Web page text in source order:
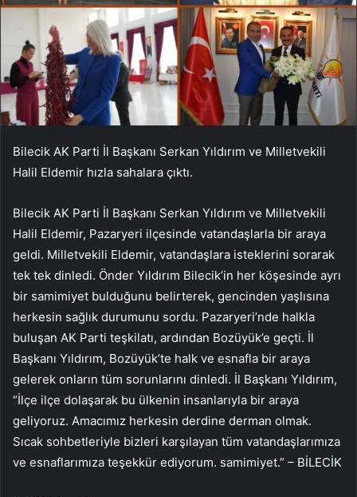
Bilecik AK Parti İl Başkanı Serkan Yıldırım ve Milletvekili
Halil Eldemir hızla sahalara çıktı.
Bilecik AK Parti İl Başkanı Serkan Yıldırım ve Milletvekili
Halil Eldemir, Pazaryeri ilçesinde vatandaşlarla bir araya
geldi. Milletvekili Eldemir, vatandaşlara isteklerini sorarak
tek tek dinledi. Önder Yıldırım Bilecik’in her köşesinde ayrı
bir samimiyet bulduğunu belirterek, gencinden yaşlısına
herkesin sağlık durumunu sordu. Pazaryeri’nde halkla
buluşan AK Parti teşkilatı, ardından Bozüyük’e geçti. İl
Başkanı Yıldırım, Bozüyük’te halk ve esnafla bir araya
gelerek onların tüm sorunlarını dinledi. İl Başkanı Yıldırım,
“İlçe ilçe dolaşarak bu ülkenin insanlarıyla bir araya
geliyoruz. Amacımız herkesin derdine derman olmak.
Sıcak sohbetleriyle bizleri karşılayan tüm vatandaşlarımıza
ve esnaflarımıza teşekkür ediyorum. samimiyet.” – BİLECİK